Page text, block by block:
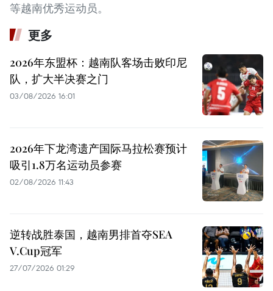
等越南优秀运动员。
更多
2026年东盟杯：越南队客场击败印尼
队，扩大半决赛之门
03/08/2026 16:01
2026年下龙湾遗产国际马拉松赛预计
吸引1.8万名运动员参赛
02/08/2026 11:43
逆转战胜泰国，越南男排首夺SEA
V.Cup冠军
27/07/2026 01:29